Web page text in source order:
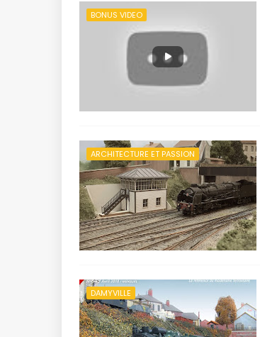
BONUS VIDEO
ARCHITECTURE ET PASSION
DAMYVILLE